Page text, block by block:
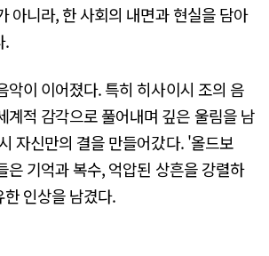
아니라, 한 사회의 내면과 현실을 담아
.
악이 이어졌다. 특히 히사이시 조의 음
계적 감각으로 풀어내며 깊은 울림을 남
자신만의 결을 만들어갔다. '올드보
은 기억과 복수, 억압된 상흔을 강렬하
인상을 남겼다.